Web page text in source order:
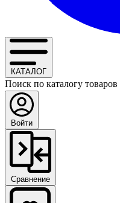
КАТАЛОГ
Поиск по каталогу товаров
Войти
Сравнение